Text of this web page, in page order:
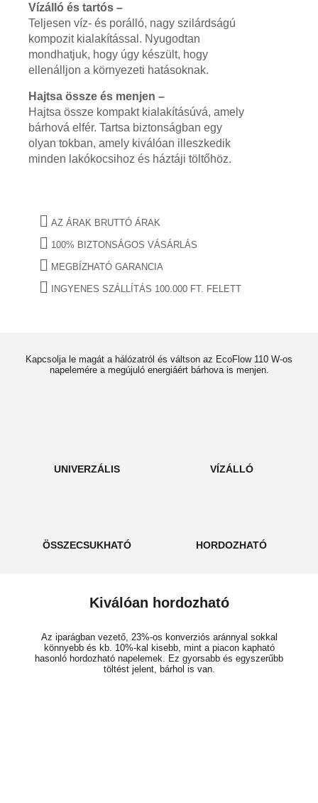
Vízálló és tartós –
Teljesen víz- és porálló, nagy szilárdságú
kompozit kialakítással. Nyugodtan
mondhatjuk, hogy úgy készült, hogy
ellenálljon a környezeti hatásoknak.
Hajtsa össze és menjen –
Hajtsa össze kompakt kialakításúvá, amely
bárhová elfér. Tartsa biztonságban egy
olyan tokban, amely kiválóan illeszkedik
minden lakókocsihoz és háztáji töltőhöz.
AZ ÁRAK BRUTTÓ ÁRAK
100% BIZTONSÁGOS VÁSÁRLÁS
MEGBÍZHATÓ GARANCIA
INGYENES SZÁLLÍTÁS 100.000 FT. FELETT
Kapcsolja le magát a hálózatról és váltson az EcoFlow 110 W-os
napelemére a megújuló energiáért bárhova is menjen.
UNIVERZÁLIS VÍZÁLLÓ
ÖSSZECSUKHATÓ HORDOZHATÓ
Kiválóan hordozható
Az iparágban vezető, 23%-os konverziós aránnyal sokkal
könnyebb és kb. 10%-kal kisebb, mint a piacon kapható
hasonló hordozható napelemek. Ez gyorsabb és egyszerűbb
töltést jelent, bárhol is van.